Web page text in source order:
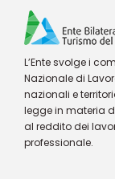
L’Ente svolge i
Nazionale di
nazionali e
legge in materia
al reddito dei
professionale.